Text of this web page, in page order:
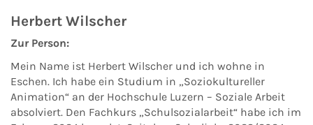
Herbert Wilscher
Zur Person:
Mein Name ist Herbert Wilscher und ich wohne in
Eschen. Ich habe ein Studium in „Soziokultureller
Animation“ an der Hochschule Luzern – Soziale Arbeit
absolviert. Den Fachkurs „Schulsozialarbeit“ habe ich im